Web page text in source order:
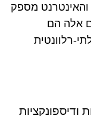
והאינטרנט מספק
אלה הם
רלוונטית